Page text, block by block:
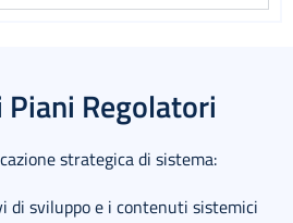
Regolatori
strategica di sistema:
sviluppo e i contenuti sistemici